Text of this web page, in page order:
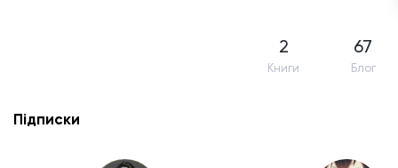
2
Книги
67
Блог
Підписки